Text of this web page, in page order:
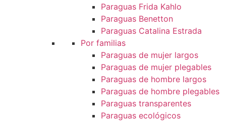
Paraguas Frida Kahlo
Paraguas Benetton
Paraguas Catalina Estrada
Por familias
Paraguas de mujer largos
Paraguas de mujer plegables
Paraguas de hombre largos
Paraguas de hombre plegables
Paraguas transparentes
Paraguas ecológicos